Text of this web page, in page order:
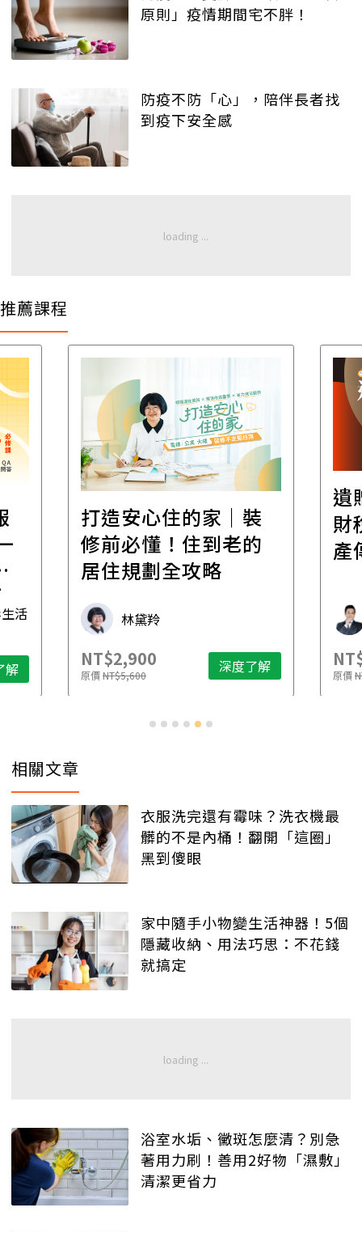
原則」疫情期間宅不胖！
防疫不防「心」，陪伴長者找
到疫下安全感
推薦課程
活
解
打造安心住的家｜裝
修前必懂！住到老的
居住規劃全攻略
林黛羚
NT$2,900
原價NT$5,600 深度了解
遺
財
產
原價
相關文章
衣服洗完還有霉味？洗衣機最
髒的不是內桶！翻開「這圈」
黑到傻眼
家中隨手小物變生活神器！5個
隱藏收納、用法巧思：不花錢
就搞定
浴室水垢、黴斑怎麼清？別急
著用力刷！善用2好物「濕敷」
清潔更省力